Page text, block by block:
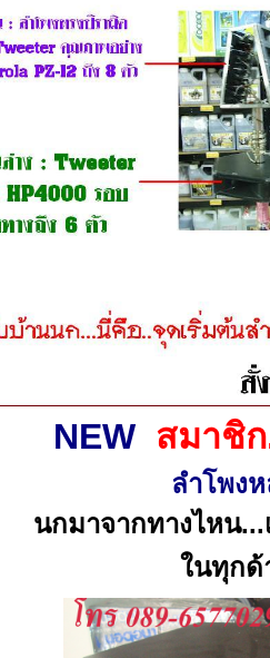
NEWสมาชิก
ลำโพง
นกมาจากทางไหน...
ในทุกด้